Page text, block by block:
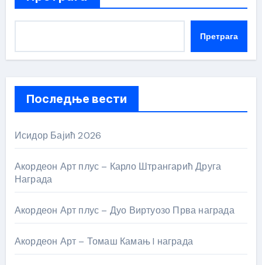
Претрага
Последње вести
Исидор Бајић 2026
Акордеон Арт плус – Карло Штрангарић Друга
Награда
Акордеон Арт плус – Дуо Виртуозо Прва награда
Акордеон Арт – Томаш Камањ I награда